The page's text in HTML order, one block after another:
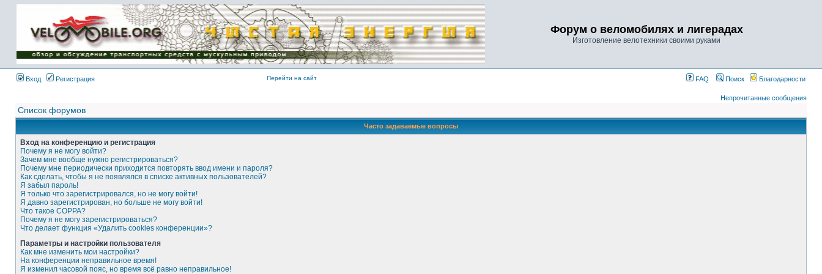
Имя пользователя:
Пароль:
{ LOG_ME_IN_SHORT
}
Форум о веломобилях и лигерадах
Изготовление велотехники своими руками
Вход Регистрация Перейти на сайт FAQ Поиск Благодарности
Непрочитанные сообщения
Список форумов
Часто задаваемые вопросы
Вход на конференцию и регистрация
Почему я не могу войти?
Зачем мне вообще нужно регистрироваться?
Почему мне периодически приходится повторять ввод имени и пароля?
Как сделать, чтобы я не появлялся в списке активных пользователей?
Я забыл пароль!
Я только что зарегистрировался, но не могу войти!
Я давно зарегистрирован, но больше не могу войти!
Что такое COPPA?
Почему я не могу зарегистрироваться?
Что делает функция «Удалить cookies конференции»?
Параметры и настройки пользователя
Как мне изменить мои настройки?
На конференции неправильное время!
Я изменил часовой пояс, но время всё равно неправильное!